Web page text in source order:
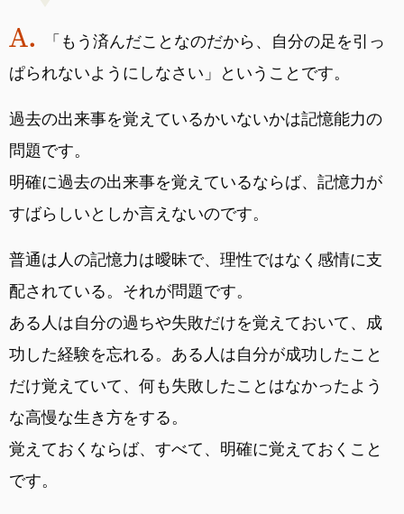
「もう済んだことなのだから、自分の足を引っ
ぱられないようにしなさい」ということです。
過去の出来事を覚えているかいないかは記憶能力の
問題です。
明確に過去の出来事を覚えているならば、記憶力が
すばらしいとしか言えないのです。
普通は人の記憶力は曖昧で、理性ではなく感情に支
配されている。それが問題です。
ある人は自分の過ちや失敗だけを覚えておいて、成
功した経験を忘れる。ある人は自分が成功したこと
だけ覚えていて、何も失敗したことはなかったよう
な高慢な生き方をする。
覚えておくならば、すべて、明確に覚えておくこと
です。